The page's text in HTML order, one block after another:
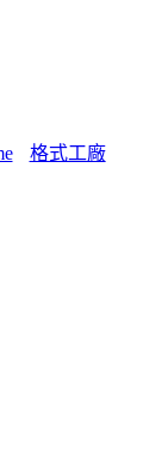
格式工廠